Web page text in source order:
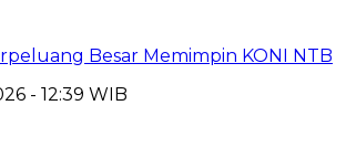
Besar Memimpin KONI NTB
- 12:39 WIB